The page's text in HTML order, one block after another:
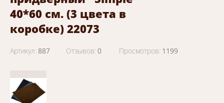
40*60 см. (3 цвета в
коробке) 22073
Артикул: 887 Отзывов: 0 Просмотров: 1199